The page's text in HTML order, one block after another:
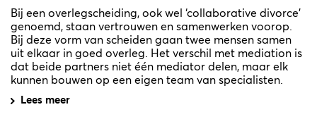
Bij een overlegscheiding, ook wel ‘collaborative divorce’
genoemd, staan vertrouwen en samenwerken voorop.
Bij deze vorm van scheiden gaan twee mensen samen
uit elkaar in goed overleg. Het verschil met mediation is
dat beide partners niet één mediator delen, maar elk
kunnen bouwen op een eigen team van specialisten.
Lees meer